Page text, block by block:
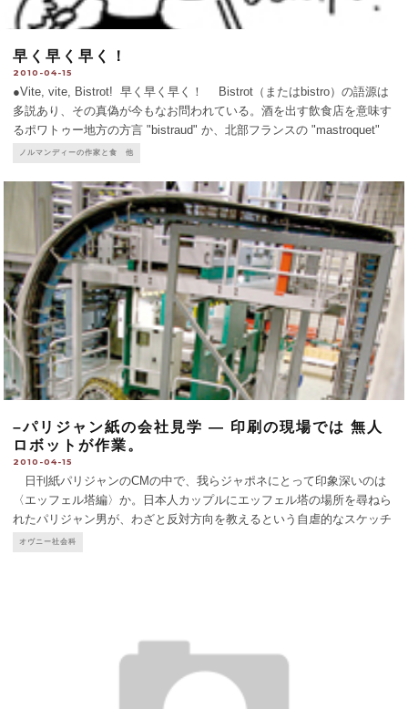
早く早く早く！
2010-04-15
●Vite, vite, Bistrot! 早く早く早く！ Bistrot（またはbistro）の語源は
多説あり、その真偽が今もなお問われている。酒を出す飲食店を意味す
るポワトゥー地方の方言 "bistraud" か、北部フランスの "mastroquet"
か、南部フランスの "bistroquet" なのか…
ノルマンディーの作家と食 他
–パリジャン紙の会社見学 — 印刷の現場では 無人
ロボットが作業。
2010-04-15
日刊紙パリジャンのCMの中で、我らジャポネにとって印象深いのは
〈エッフェル塔編〉か。日本人カップルにエッフェル塔の場所を尋ねら
れたパリジャン男が、わざと反対方向を教えるという自虐的なスケッチ
（寸劇）。パリジャン紙は全国版オージュルデュイ・アン・フランス紙
オヴニー社会科